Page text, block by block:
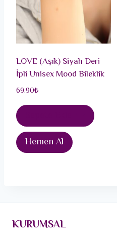
LOVE (Aşık) Siyah Deri
İpli Unisex Mood Bileklik
69.90₺
Hemen Al
KURUMSAL